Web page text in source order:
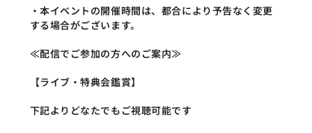
・本イベントの開催時間は、都合により予告なく変更
する場合がございます。
≪配信でご参加の方へのご案内≫
【ライブ・特典会鑑賞】
下記よりどなたでもご視聴可能です